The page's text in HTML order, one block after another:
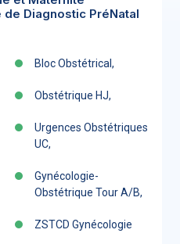
Diagnostic PréNatal
Bloc Obstétrical,
Obstétrique HJ,
Urgences Obstétriques
UC,
Gynécologie-
Obstétrique Tour A/B,
ZSTCD Gynécologie